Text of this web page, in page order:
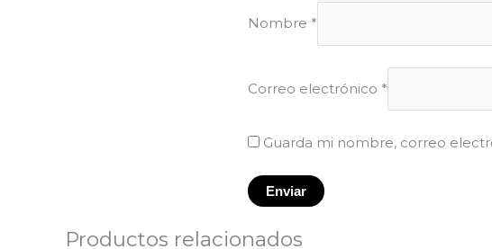
Nombre *
Correo electrónico *
Guarda mi nombre, correo
Productos relacionados